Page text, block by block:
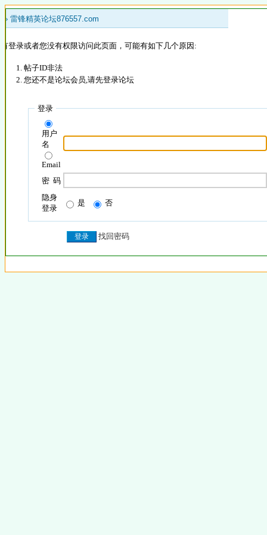
» 雷锋精英论坛876557.com
登录或者您没有权限访问此页面，可能有如下几个原因:
帖子ID非法
您还不是论坛会员,请先登录论坛
登录
用户
名
Email
密 码
隐身
登录
是 否
找回密码